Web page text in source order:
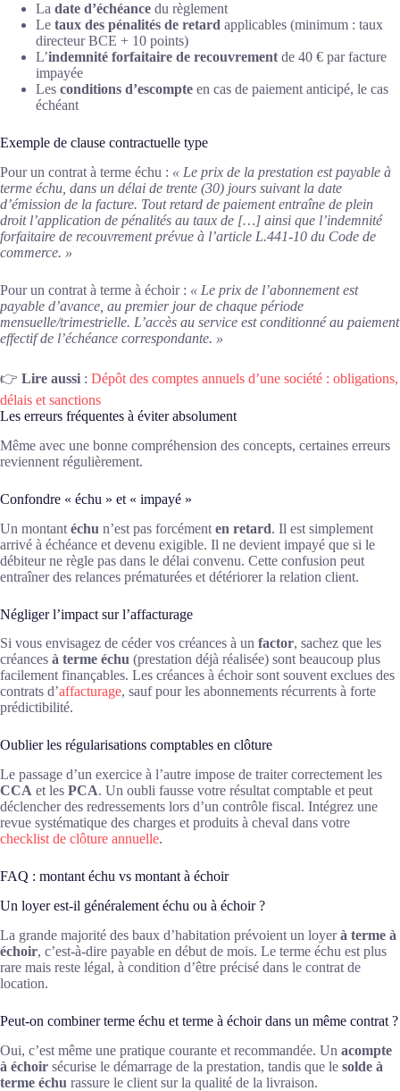
La date d’échéance du règlement
Le taux des pénalités de retard applicables (minimum : taux
directeur BCE + 10 points)
L’indemnité forfaitaire de recouvrement de 40 € par facture
impayée
Les conditions d’escompte en cas de paiement anticipé, le cas
échéant
Exemple de clause contractuelle type
Pour un contrat à terme échu : « Le prix de la prestation est payable à
terme échu, dans un délai de trente (30) jours suivant la date
d’émission de la facture. Tout retard de paiement entraîne de plein
droit l’application de pénalités au taux de […] ainsi que l’indemnité
forfaitaire de recouvrement prévue à l’article L.441-10 du Code de
commerce. »
Pour un contrat à terme à échoir : « Le prix de l’abonnement est
payable d’avance, au premier jour de chaque période
mensuelle/trimestrielle. L’accès au service est conditionné au paiement
effectif de l’échéance correspondante. »
👉 Lire aussi : Dépôt des comptes annuels d’une société : obligations,
délais et sanctions
Les erreurs fréquentes à éviter absolument
Même avec une bonne compréhension des concepts, certaines erreurs
reviennent régulièrement.
Confondre « échu » et « impayé »
Un montant échu n’est pas forcément en retard. Il est simplement
arrivé à échéance et devenu exigible. Il ne devient impayé que si le
débiteur ne règle pas dans le délai convenu. Cette confusion peut
entraîner des relances prématurées et détériorer la relation client.
Négliger l’impact sur l’affacturage
Si vous envisagez de céder vos créances à un factor, sachez que les
créances à terme échu (prestation déjà réalisée) sont beaucoup plus
facilement finançables. Les créances à échoir sont souvent exclues des
contrats d’affacturage, sauf pour les abonnements récurrents à forte
prédictibilité.
Oublier les régularisations comptables en clôture
Le passage d’un exercice à l’autre impose de traiter correctement les
CCA et les PCA. Un oubli fausse votre résultat comptable et peut
déclencher des redressements lors d’un contrôle fiscal. Intégrez une
revue systématique des charges et produits à cheval dans votre
checklist de clôture annuelle.
FAQ : montant échu vs montant à échoir
Un loyer est-il généralement échu ou à échoir ?
La grande majorité des baux d’habitation prévoient un loyerà terme à
échoir, c’est-à-dire payable en début de mois. Le terme échu est plus
rare mais reste légal, à condition d’être précisé dans le contrat de
location.
Peut-on combiner terme échu et terme à échoir dans un même contrat ?
Oui, c’est même une pratique courante et recommandée. Un acompte
à échoir sécurise le démarrage de la prestation, tandis que le solde à
terme échu rassure le client sur la qualité de la livraison.